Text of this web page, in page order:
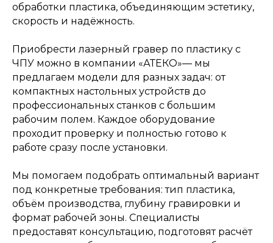
обработки пластика, объединяющим эстетику,
скорость и надёжность.
Приобрести лазерный гравер по пластику с
ЧПУ можно в компании «АТЕКО»— мы
предлагаем модели для разных задач: от
компактных настольных устройств до
профессиональных станков с большим
рабочим полем. Каждое оборудование
проходит проверку и полностью готово к
работе сразу после установки.
Мы помогаем подобрать оптимальный вариант
под конкретные требования: тип пластика,
объём производства, глубину гравировки и
формат рабочей зоны. Специалисты
предоставят консультацию, подготовят расчёт